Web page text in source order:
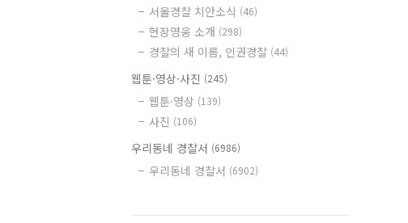
서울경찰 치안소식 (46)
현장영웅 소개 (298)
경찰의 새 이름, 인권경찰 (44)
웹툰·영상·사진 (245)
웹툰·영상 (139)
사진 (106)
우리동네 경찰서 (6986)
우리동네 경찰서 (6902)